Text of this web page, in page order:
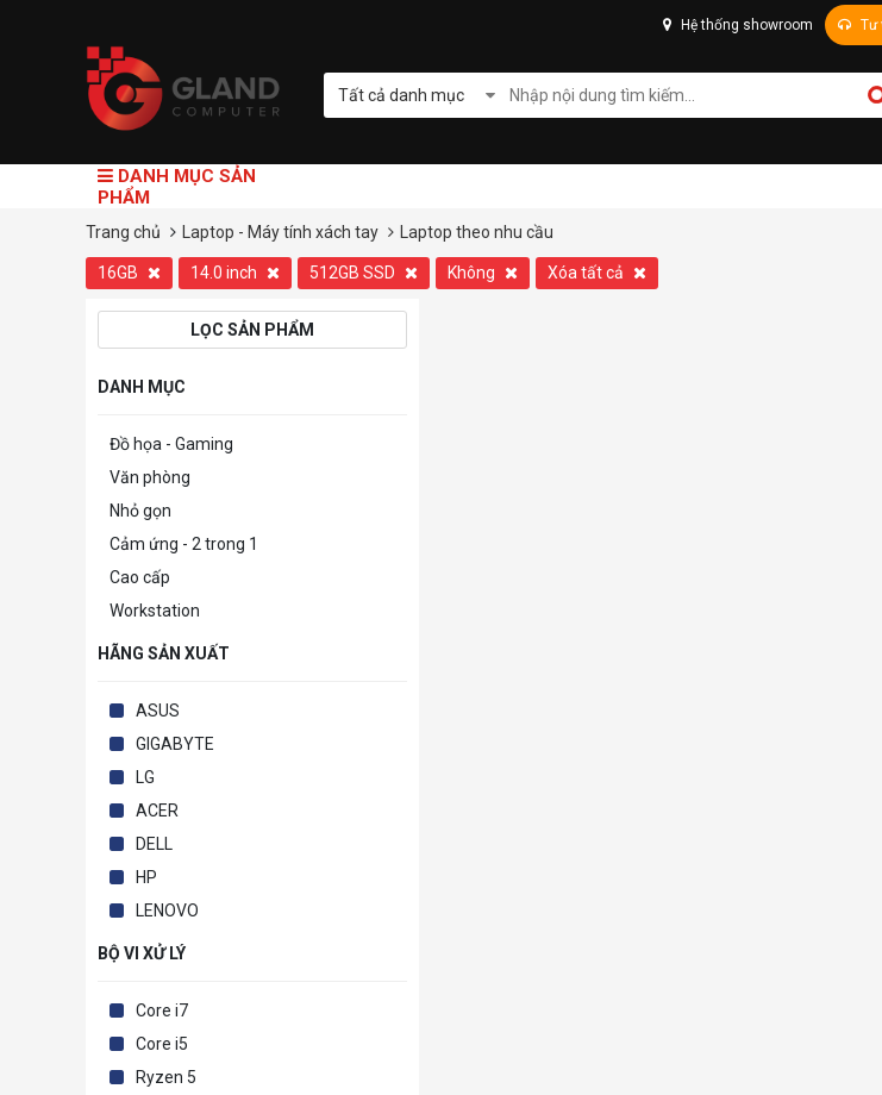
Hệ thống showroom Tư
Tất cả danh mục
DANH MỤC SẢN
PHẨM
Trang chủ Laptop - Máy tính xách tay Laptop theo nhu cầu
16GB 14.0 inch 512GB SSD Không Xóa tất cả
LỌC SẢN PHẨM
DANH MỤC
Đồ họa - Gaming
Văn phòng
Nhỏ gọn
Cảm ứng - 2 trong 1
Cao cấp
Workstation
HÃNG SẢN XUẤT
ASUS
GIGABYTE
LG
ACER
DELL
HP
LENOVO
BỘ VI XỬ LÝ
Core i7
Core i5
Ryzen 5